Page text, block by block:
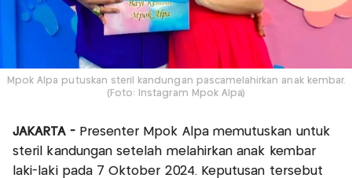
Mpok Alpa putuskan steril kandungan pascamelahirkan anak kembar.
(Foto: Instagram Mpok Alpa)
JAKARTA - Presenter Mpok Alpa memutuskan untuk
steril kandungan setelah melahirkan anak kembar
laki-laki pada 7 Oktober 2024. Keputusan tersebut